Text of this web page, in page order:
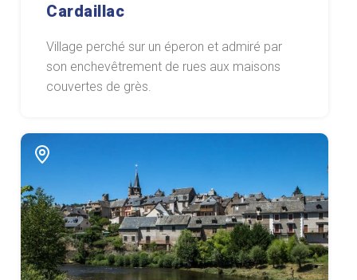
Cardaillac
Village perché sur un éperon et admiré par
son enchevêtrement de rues aux maisons
couvertes de grès.